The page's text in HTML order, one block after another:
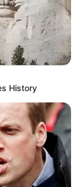
History